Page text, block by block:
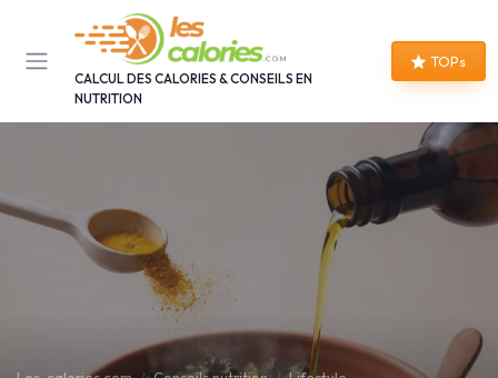
CALCUL DES CALORIES & CONSEILS EN
NUTRITION
TOPs
Panneau de gestion des cookies